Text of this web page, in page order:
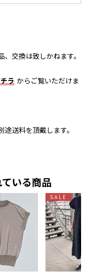
交換は致しかねます。
ラ からご覧いただけま
送料を頂戴します。
いる商品
SALE